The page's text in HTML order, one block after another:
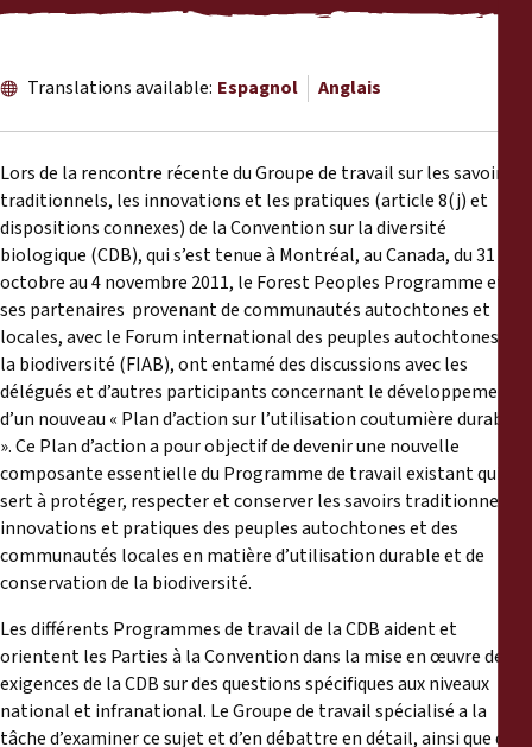
Rapports annuels
Translations available: Espagnol Anglais
Lors de la rencontre récente du Groupe de travail sur les savoirs
traditionnels, les innovations et les pratiques (article 8(j) et
dispositions connexes) de la Convention sur la diversité
biologique (CDB), qui s’est tenue à Montréal, au Canada, du 31
octobre au 4 novembre 2011, le Forest Peoples Programme et
ses partenaires provenant de communautés autochtones et
locales, avec le Forum international des peuples autochtones sur
la biodiversité (FIAB), ont entamé des discussions avec les
délégués et d’autres participants concernant le développement
d’un nouveau « Plan d’action sur l’utilisation coutumière durable
». Ce Plan d’action a pour objectif de devenir une nouvelle
composante essentielle du Programme de travail existant qui
sert à protéger, respecter et conserver les savoirs traditionnels,
innovations et pratiques des peuples autochtones et des
communautés locales en matière d’utilisation durable et de
conservation de la biodiversité.
Les différents Programmes de travail de la CDB aident et
orientent les Parties à la Convention dans la mise en œuvre des
exigences de la CDB sur des questions spécifiques aux niveaux
national et infranational. Le Groupe de travail spécialisé a la
tâche d’examiner ce sujet et d’en débattre en détail, ainsi que de